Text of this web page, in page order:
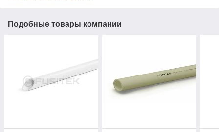
Подобные товары компании